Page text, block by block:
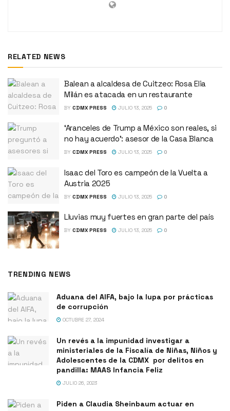
RELATED NEWS
Balean a alcaldesa de Cuitzeo: Rosa Elia
Milán es atacada en un restaurante
BY CDMX PRESS JULIO 13, 2025 0
‘Aranceles de Trump a México son reales, si
no hay acuerdo’: asesor de la Casa Blanca
BY CDMX PRESS JULIO 13, 2025 0
Isaac del Toro es campeón de la Vuelta a
Austria 2025
BY CDMX PRESS JULIO 13, 2025 0
Lluvias muy fuertes en gran parte del país
BY CDMX PRESS JULIO 13, 2025 0
TRENDING NEWS
Aduana del AIFA, bajo la lupa por prácticas
de corrupción
OCTUBRE 27, 2024
Un revés a la impunidad investigar a
ministeriales de la Fiscalía de Niñas, Niños y
Adolescentes de la CDMX por delitos en
pandilla: MAAS Infancia Feliz
JULIO 26, 2023
Piden a Claudia Sheinbaum actuar en